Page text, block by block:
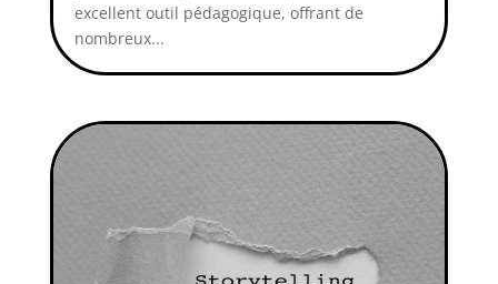
excellent outil pédagogique, offrant de
nombreux...